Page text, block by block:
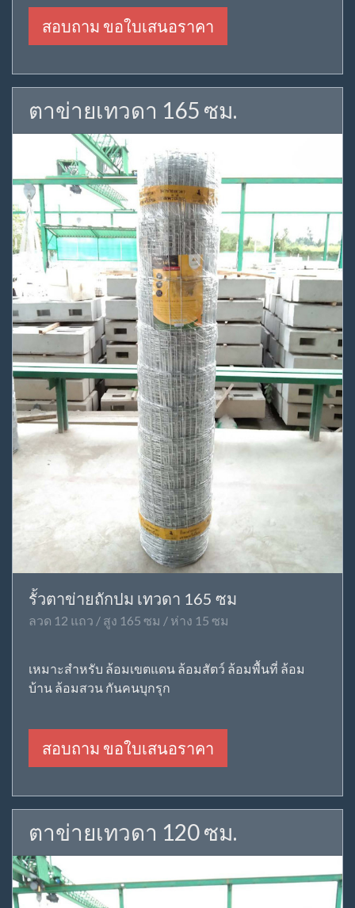
สอบถาม ขอใบเสนอราคา
ตาข่ายเทวดา 165 ซม.
รั้วตาข่ายถักปม เทวดา 165 ซม
ลวด 12 แถว / สูง 165 ซม / ห่าง 15 ซม
เหมาะสำหรับ ล้อมเขตแดน ล้อมสัตว์ ล้อมพื้นที่ ล้อม
บ้าน ล้อมสวน กันคนบุกรุก
สอบถาม ขอใบเสนอราคา
ตาข่ายเทวดา 120 ซม.